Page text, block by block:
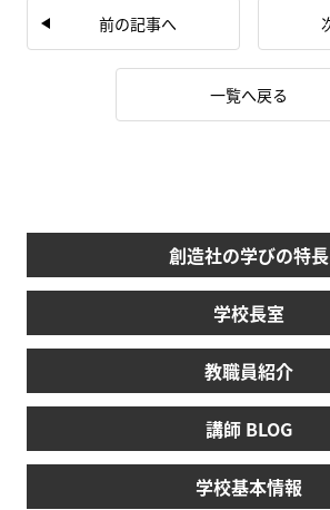
前の記事へ
一覧へ戻る
創造社の学びの特長
学校長室
教職員紹介
講師 BLOG
学校基本情報